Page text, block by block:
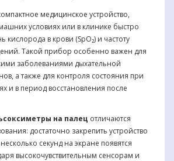
медицинское устройство,
условиях или в клинике быстро
кислорода в крови (SpO₂) и частоту
Такой прибор особенно важен для
заболеваниями дыхательной
а также для контроля состояния при
и в период восстановления после
на палец отличаются
достаточно закрепить устройство
секунд на экране появятся
высокочувствительным сенсорам и